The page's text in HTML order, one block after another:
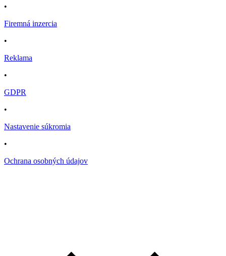
•
Firemná inzercia
•
Reklama
•
GDPR
•
Nastavenie súkromia
•
Ochrana osobných údajov